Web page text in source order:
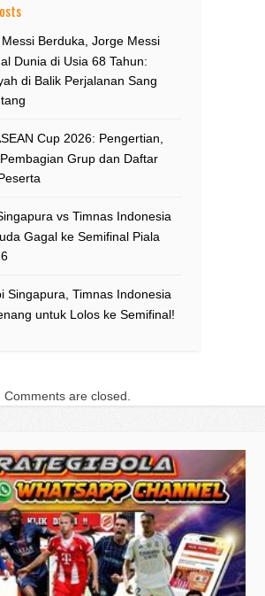
Berduka, Jorge Messi
Dunia di Usia 68 Tahun:
di Balik Perjalanan Sang
Cup 2026: Pengertian,
Grup dan Daftar
vs Timnas Indonesia
Gagal ke Semifinal Piala
Singapura, Timnas Indonesia
untuk Lolos ke Semifinal!
Comments are closed.